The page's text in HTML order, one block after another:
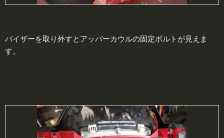
バイザーを取り外すとアッパーカウルの固定ボルトが見えま
す。